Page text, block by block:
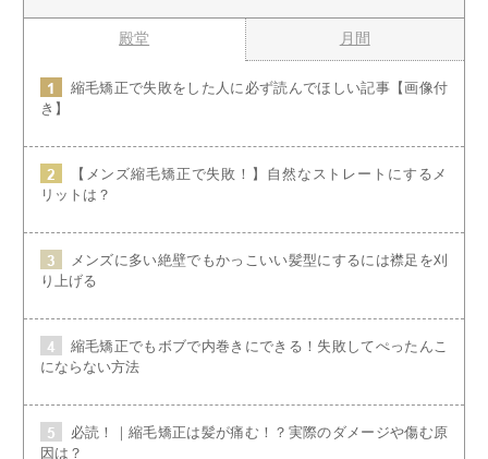
殿堂 月間
縮毛矯正で失敗をした人に必ず読んでほしい記事【画像付
き】
【メンズ縮毛矯正で失敗！】自然なストレートにするメ
リットは？
メンズに多い絶壁でもかっこいい髪型にするには襟足を刈
り上げる
縮毛矯正でもボブで内巻きにできる！失敗してぺったんこ
にならない方法
必読！｜縮毛矯正は髪が痛む！？実際のダメージや傷む原
因は？